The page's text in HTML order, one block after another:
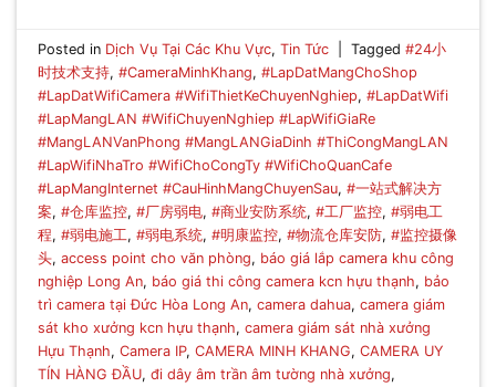
Posted in Dịch Vụ Tại Các Khu Vực,Tin Tức Tagged#24小
时技术支持,#CameraMinhKhang,#LapDatMangChoShop
#LapDatWifiCamera #WifiThietKeChuyenNghiep,#LapDatWifi
#LapMangLAN #WifiChuyenNghiep #LapWifiGiaRe
#MangLANVanPhong #MangLANGiaDinh #ThiCongMangLAN
#LapWifiNhaTro #WifiChoCongTy #WifiChoQuanCafe
#LapMangInternet #CauHinhMangChuyenSau,#一站式解决方
案,#仓库监控,#厂房弱电,#商业安防系统,#工厂监控,#弱电工
程,#弱电施工,#弱电系统,#明康监控,#物流仓库安防,#监控摄像
头,access point cho văn phòng, báo giá lắp camera khu công
nghiệp Long An, báo giá thi công camera kcn hựu thạnh, bảo
trì camera tại Đức Hòa Long An,camera dahua,camera giám
sát kho xưởng kcn hựu thạnh,camera giám sát nhà xưởng
Hựu Thạnh,Camera IP,CAMERA MINH KHANG,CAMERA UY
TÍN HÀNG ĐẦU,đi dây âm trần âm tường nhà xưởng,